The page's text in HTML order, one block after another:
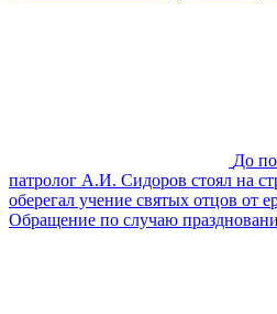
До
патролог А.И. Сидоров стоял на
оберегал учение святых отцов от
Обращение по случаю